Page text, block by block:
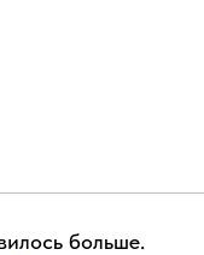
больше.